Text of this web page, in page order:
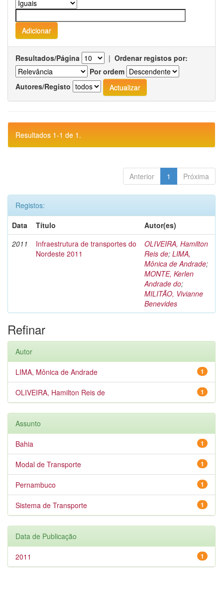
Resultados/Página | Ordenar registos por:
Por ordem
Autores/Registo
Resultados 1-1 de 1.
Anterior 1 Próxima
Registos:
Data
Título
Autor(es)
2011
Infraestrutura de transportes do
Nordeste 2011
OLIVEIRA, Hamilton
Reis de; LIMA,
Mônica de Andrade;
MONTE, Kerlen
Andrade do;
MILITÃO, Vivianne
Benevides
Refinar
Autor
1
LIMA, Mônica de Andrade
1
OLIVEIRA, Hamilton Reis de
Assunto
1
Bahia
1
Modal de Transporte
1
Pernambuco
1
Sistema de Transporte
Data de Publicação
1
2011